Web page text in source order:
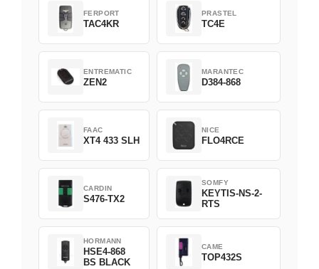
FERPORT
TAC4KR
PRASTEL
TC4E
ENTREMATIC
ZEN2
MARANTEC
D384-868
FAAC
XT4 433 SLH
NICE
FLO4RCE
CARDIN
S476-TX2
SOMFY
KEYTIS-NS-2-
RTS
HORMANN
HSE4-868
BS BLACK
CAME
TOP432S